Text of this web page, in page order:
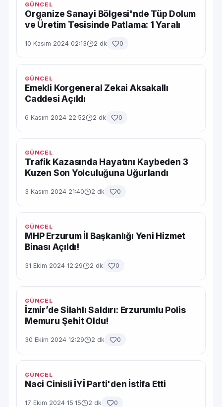
GÜNCEL
Organize Sanayi Bölgesi'nde Tüp Dolum
ve Üretim Tesisinde Patlama: 1 Yaralı
10 Kasım 2024 02:13 2 dk 0
GÜNCEL
Emekli Korgeneral Zekai Aksakallı
Caddesi Açıldı
6 Kasım 2024 22:52 2 dk 0
GÜNCEL
Trafik Kazasında Hayatını Kaybeden 3
Kuzen Son Yolculuğuna Uğurlandı
3 Kasım 2024 21:40 2 dk 0
GÜNCEL
MHP Erzurum İl Başkanlığı Yeni Hizmet
Binası Açıldı!
31 Ekim 2024 12:29 2 dk 0
GÜNCEL
İzmir’de Silahlı Saldırı: Erzurumlu Polis
Memuru Şehit Oldu!
30 Ekim 2024 12:29 2 dk 0
GÜNCEL
Naci Cinisli İYİ Parti'den İstifa Etti
17 Ekim 2024 15:15 2 dk 0